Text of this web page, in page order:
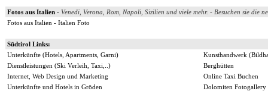
Fotos aus Italien - Venedi, Verona, Rom, Napoli, Sizilien und viele mehr. - Besuchen sie die
Fotos aus Italien - Italien Foto
Südtirol Links:
Unterkünfte (Hotels, Apartments, Garni)
Kunsthandwerk
Dienstleistungen (Ski Verleih, Taxi,..)
Berghütten
Internet, Web Design und Marketing
Online Taxi Buchen
Unterkünfte und Hotels in Gröden
Dolomiten Fotogallery